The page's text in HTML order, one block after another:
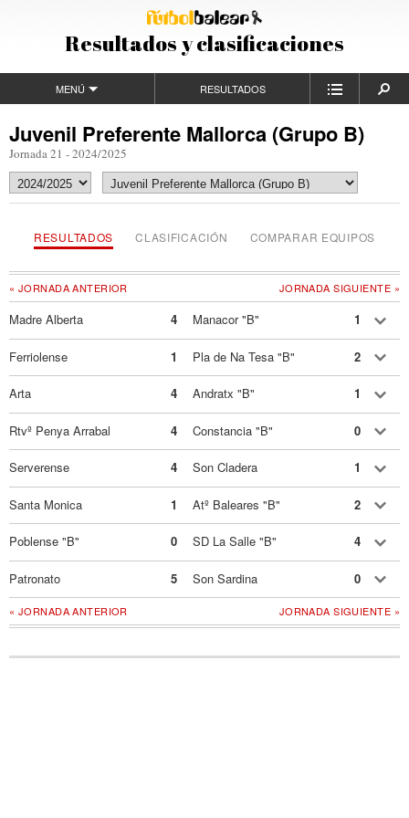
Resultados y clasificaciones
MENÚ RESULTADOS
Juvenil Preferente Mallorca (Grupo B)
Jornada 21 - 2024/2025
RESULTADOS CLASIFICACIÓN COMPARAR EQUIPOS
JORNADA SIGUIENTE »
« JORNADA ANTERIOR
Madre Alberta 4 Manacor "B" 1
Ferriolense 1 Pla de Na Tesa "B" 2
Arta 4 Andratx "B" 1
Rtvº Penya Arrabal 4 Constancia "B" 0
Serverense 4 Son Cladera 1
Santa Monica 1 Atº Baleares "B" 2
Poblense "B" 0 SD La Salle "B" 4
Patronato 5 Son Sardina 0
JORNADA SIGUIENTE »
« JORNADA ANTERIOR